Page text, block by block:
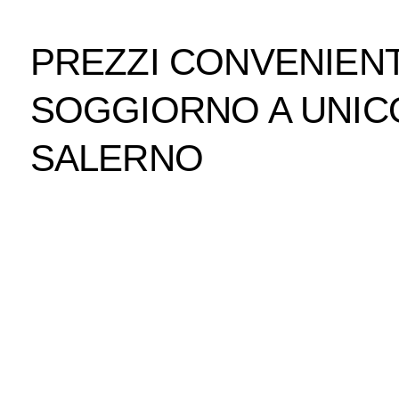
PREZZI
SOGGIORNO A
SALERNO